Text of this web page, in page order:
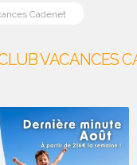
Cadenet
VACANCES